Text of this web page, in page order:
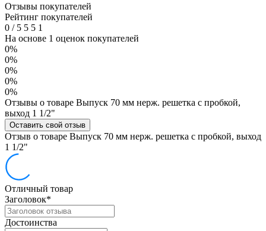
Отзывы покупателей
Рейтинг покупателей
0 /5 5 5 1
На основе 1 оценок покупателей
0%
0%
0%
0%
0%
Отзывы о товаре Выпуск 70 мм нерж. решетка с пробкой,
выход 1 1/2"
Оставить свой отзыв
Отзыв о товаре Выпуск 70 мм нерж. решетка с пробкой, выход
1 1/2"
Отличный товар
Заголовок*
Достоинства